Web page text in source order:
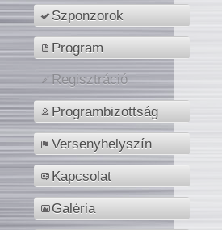
Szponzorok
Program
Regisztráció
Programbizottság
Versenyhelyszín
Kapcsolat
Galéria